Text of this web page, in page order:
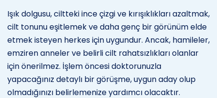
Işık dolgusu, ciltteki ince çizgi ve kırışıklıkları azaltmak,
cilt tonunu eşitlemek ve daha genç bir görünüm elde
etmek isteyen herkes için uygundur. Ancak, hamileler,
emziren anneler ve belirli cilt rahatsızlıkları olanlar
için önerilmez. İşlem öncesi doktorunuzla
yapacağınız detaylı bir görüşme, uygun aday olup
olmadığınızı belirlemenize yardımcı olacaktır.